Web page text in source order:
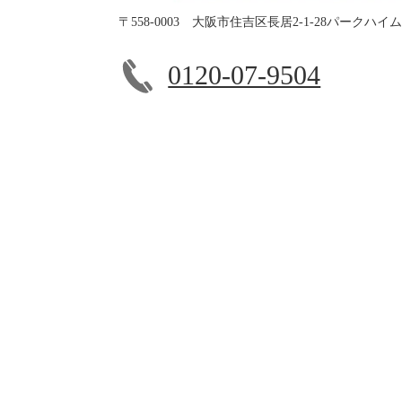
〒558-0003 大阪市住吉区長居2-1-28パークハイ
0120-07-9504